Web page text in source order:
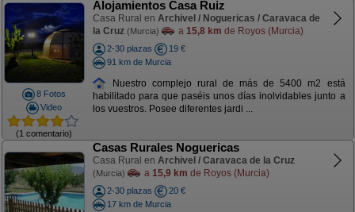
8 Fotos
Video
(1 comentario)
Alojamientos Casa Ruiz
Casa Rural en Archivel / Noguericas / Caravaca de
la Cruz (Murcia) a 15,8 km de Royos (Murcia)
2-30 plazas
19 €
91 km de Murcia
Nuestro complejo rural de más de 5400 m2 está
habilitado para que paséis unos días inolvidables junto a
los vuestros. Posee diferentes jardi ...
Casas Rurales Noguericas
Casa Rural en Archivel / Caravaca de la Cruz
(Murcia) a 15,9 km de Royos (Murcia)
2-30 plazas
20 €
17 km de Murcia